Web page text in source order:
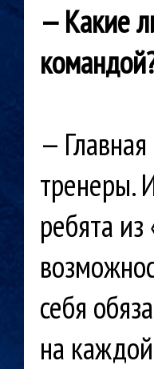
— Какие
—
тренеры.
ребята
себя
на